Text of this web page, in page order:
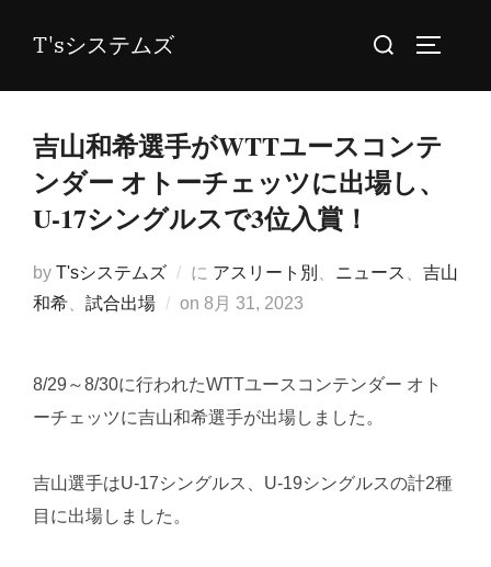
T'sシステムズ
検
対
吉山和希選手がWTTユースコンテ
ンダー オトーチェッツに出場し、
U-17シングルスで3位入賞！
by T'sシステムズ に アスリート別 ニュース
吉山
和希
試合出場 on 投
8月 31, 2023
8/29～8/30に行われたWTTユースコンテンダー オト
ーチェッツに吉山和希選手が出場しました。
吉山選手はU-17シングルス、U-19シングルスの計2種
目に出場しました。